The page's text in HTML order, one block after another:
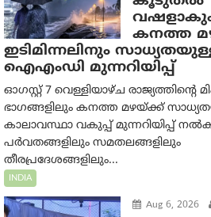
കനത്ത
ഇടിമിന്നലിനും
ഐഎംഡി മുന്നറിയിപ്പ്
ഓഗസ്റ്റ് 7 വെള്ളിയാഴ്ച രാജ്യത്തിന്റെ
ഭാഗങ്ങളിലും കനത്ത മഴയ്ക്ക്
കാലാവസ്ഥാ വകുപ്പ് മുന്നറിയിപ്പ്
പർവതങ്ങളിലും സമതലങ്ങളിലും
തീരപ്രദേശങ്ങളിലും...
INDIA
Aug 6, 2026